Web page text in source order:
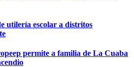
utilería escolar a distritos
permite a familia de La Cuaba